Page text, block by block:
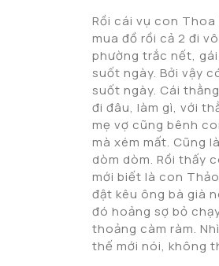
Rồi cái vụ con
mua đồ rồi cả 2 đi
phường trắc nết,
suốt ngày. Bởi vậy
suốt ngày. Cái
đi đâu, làm gì, với
mẹ vợ cũng bênh
mà xém mất. Cũng
dòm dòm. Rồi thấy
mới biết là con
đật kêu ông bà già
đó hoảng sợ bỏ
thoảng càm ràm.
thế mới nói, không